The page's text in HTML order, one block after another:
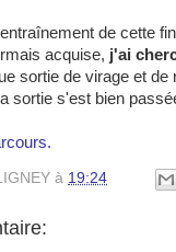
de cette
acquise, j'ai
sortie de virage et
sortie s'est bien
à 19:24